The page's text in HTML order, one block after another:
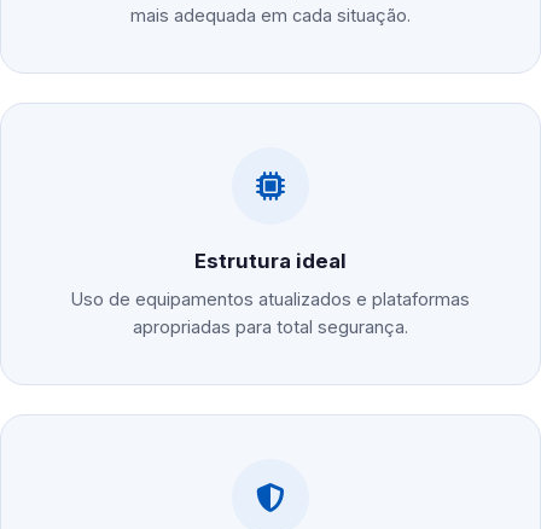
mais adequada em cada situação.
Estrutura ideal
Uso de equipamentos atualizados e plataformas
apropriadas para total segurança.